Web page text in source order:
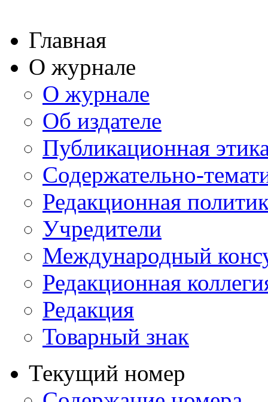
Главная
О журнале
О журнале
Об издателе
Публикационная
Содержательно-
Редакционная
Учредители
Международный
Редакционная
Редакция
Товарный знак
Текущий номер